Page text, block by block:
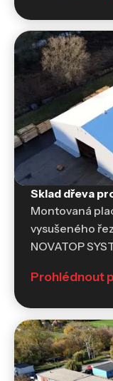
Skladovací haly a
Sklad dřeva
Montovaná
vysušeného
NOVATOP
Prohlédnout